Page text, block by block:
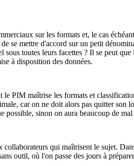
sur les formats et, le cas
se mettre d'accord sur un petit
toutes leurs facettes ? Il se peut
à disposition des données.
PIM maîtrise les formats et
car on ne doit alors pas quitter son
sinon on aura beaucoup de
qui maîtrisent le sujet.
outil, où l'on passe des jours à